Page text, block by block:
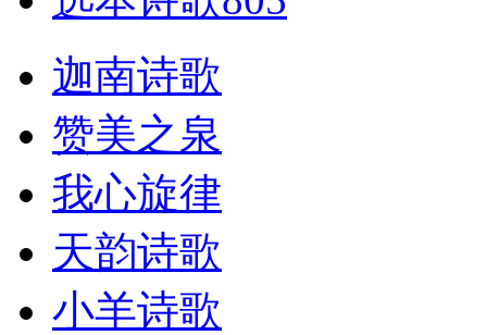
迦南诗歌
赞美之泉
我心旋律
天韵诗歌
小羊诗歌